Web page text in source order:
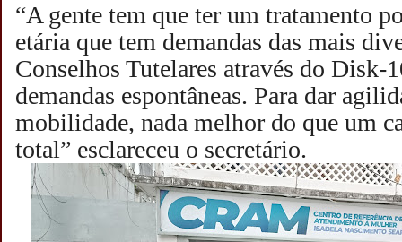
“A gente tem que ter um tratamento
etária que tem demandas das mais
Conselhos Tutelares através do Disk-
demandas espontâneas. Para dar
mobilidade, nada melhor do que um
total” esclareceu o secretário.